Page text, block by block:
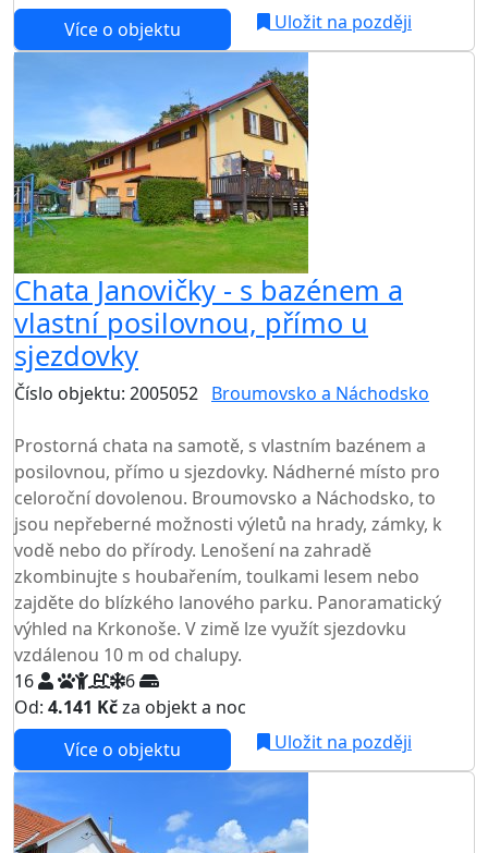
Více o objektu Uložit na později
Chata Janovičky - s bazénem a
vlastní posilovnou, přímo u
sjezdovky
Číslo objektu: 2005052 Broumovsko a Náchodsko
Prostorná chata na samotě, s vlastním bazénem a
posilovnou, přímo u sjezdovky. Nádherné místo pro
celoroční dovolenou. Broumovsko a Náchodsko, to
jsou nepřeberné možnosti výletů na hrady, zámky, k
vodě nebo do přírody. Lenošení na zahradě
zkombinujte s houbařením, toulkami lesem nebo
zajděte do blízkého lanového parku. Panoramatický
výhled na Krkonoše. V zimě lze využít sjezdovku
vzdálenou 10 m od chalupy.
16
6
Od: 4.141 Kčza objekt a noc
Více o objektu Uložit na později